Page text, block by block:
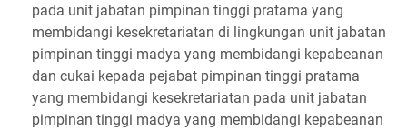
pada unit jabatan pimpinan tinggi pratama yang
membidangi kesekretariatan di lingkungan unit jabatan
pimpinan tinggi madya yang membidangi kepabeanan
dan cukai kepada pejabat pimpinan tinggi pratama
yang membidangi kesekretariatan pada unit jabatan
pimpinan tinggi madya yang membidangi kepabeanan